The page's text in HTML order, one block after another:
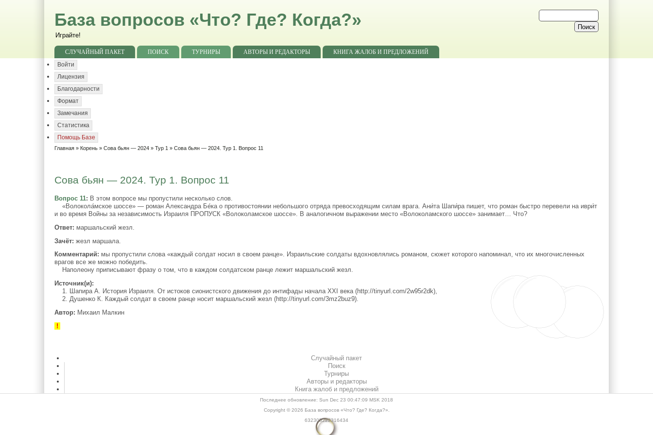
База вопросов «Что? Где? Когда?»
Играйте!
СЛУЧАЙНЫЙ ПАКЕТ ПОИСК ТУРНИРЫ АВТОРЫ И РЕДАКТОРЫ
КНИГА ЖАЛОБ И ПРЕДЛОЖЕНИЙ
Войти
Лицензия
Благодарности
Формат
Замечания
Статистика
Помощь Базе
Главная » Корень »Сова бьян — 2024 »Тур 1 » Сова бьян — 2024. Тур 1. Вопрос 11
Сова бьян — 2024. Тур 1. Вопрос 11
Вопрос 11: В этом вопросе мы пропустили несколько слов.
«Волокола́мское шоссе» — роман Александра Бе́ка о противостоянии небольшого отряда превосходящим силам врага. Ани́та Шапи́ра пишет, что роман быстро перевели на иври́т
и во время Войны за независимость Израиля ПРОПУСК «Волоколамское шоссе». В аналогичном выражении место «Волоколамского шоссе» занимает… Что?
Ответ: маршальский жезл.
Зачёт: жезл маршала.
Комментарий: мы пропустили слова «каждый солдат носил в своем ранце». Израильские солдаты вдохновлялись романом, сюжет которого напоминал, что их многочисленных
врагов все же можно победить.
Наполеону приписывают фразу о том, что в каждом солдатском ранце лежит маршальский жезл.
Источник(и):
1. Шапира А. История Израиля. От истоков сионистского движения до интифады начала XXI века (http://tinyurl.com/2w95r2dk),
2. Душенко К. Каждый солдат в своем ранце носит маршальский жезл (http://tinyurl.com/3mz2buz9).
Автор: Михаил Малкин
!
Случайный пакет
Поиск
Турниры
Авторы и редакторы
Книга жалоб и предложений
Последнее обновление: Sun Dec 23 00:47:09 MSK 2018
Copyright © 2026 База вопросов «Что? Где? Когда?».
632305222316434